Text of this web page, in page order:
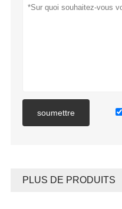
soumettre
PLUS DE PRODUITS